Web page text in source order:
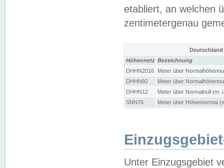
etabliert, an welchen
zentimetergenau
Höhennetz Bezeichnung
DHHN2016
Meter über
DHHN92
Meter über
DHHN12
Meter über Normalnull (m.
SNN76
Meter über Höhennormal
Unter Einzugsgebiet